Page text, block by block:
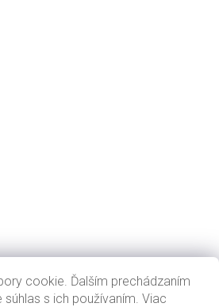
cookie. Ďalším prechádzaním
s ich používaním. Viac